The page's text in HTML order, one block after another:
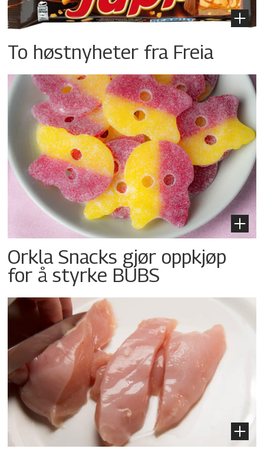
To høstnyheter fra Freia
Orkla Snacks gjør oppkjøp
for å styrke BUBS